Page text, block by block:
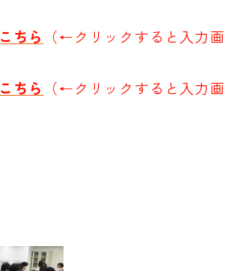
こちら
（←クリックすると入力画
こちら
（←クリックすると入力画